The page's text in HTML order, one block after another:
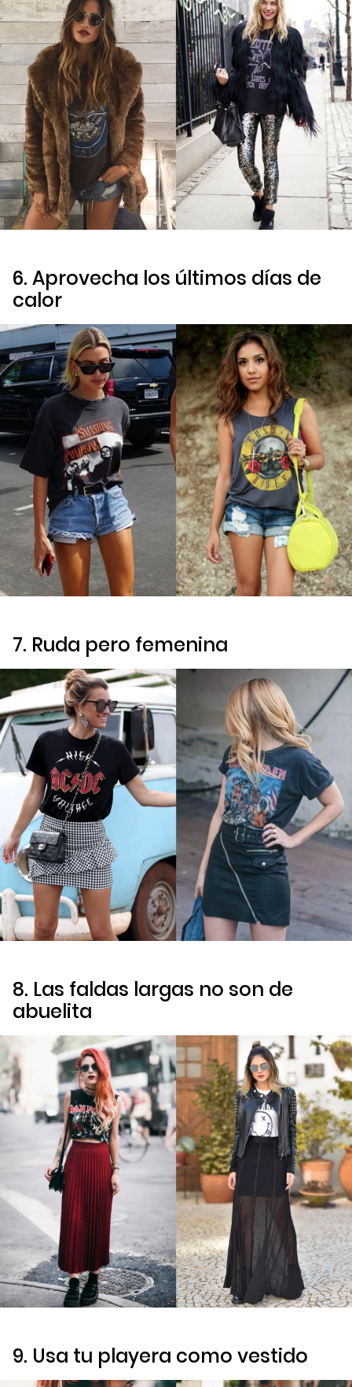
6. Aprovecha los últimos días de
calor
7. Ruda pero femenina
8. Las faldas largas no son de
abuelita
9. Usa tu playera como vestido